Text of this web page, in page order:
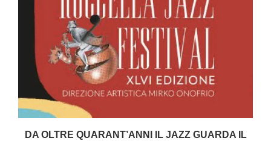
DA OLTRE QUARANT’ANNI IL JAZZ GUARDA IL